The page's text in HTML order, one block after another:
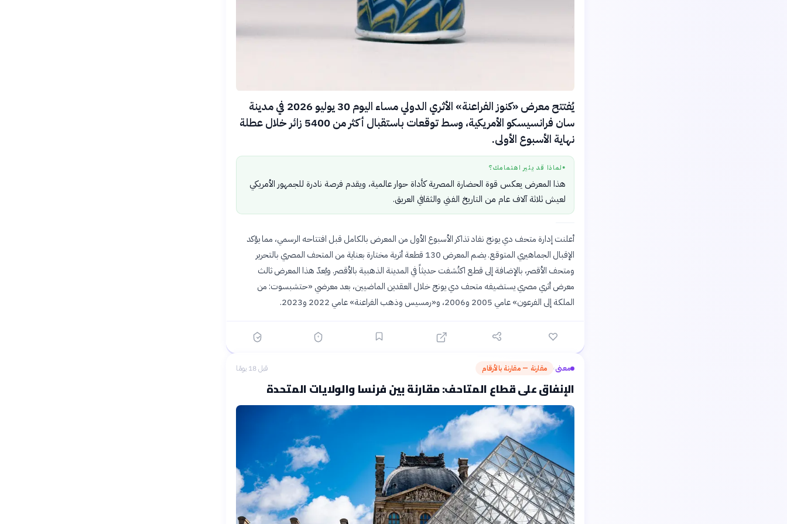
يُفتتح معرض «كنوز الفراعنة» الأثري الدولي مساء اليوم 30 يوليو 2026 في مدينة
سان فرانسيسكو الأمريكية، وسط توقعات باستقبال أكثر من 5400 زائر خلال عطلة
نهاية الأسبوع الأولى.
● لماذا قد يثير اهتمامك؟
هذا المعرض يعكس قوة الحضارة المصرية كأداة حوار عالمية، ويقدم فرصة نادرة للجمهور الأمريكي
لعيش ثلاثة آلاف عام من التاريخ الفني والثقافي العريق.
أعلنت إدارة متحف دي يونج نفاد تذاكر الأسبوع الأول من المعرض بالكامل قبل افتتاحه الرسمي، مما يؤكد
الإقبال الجماهيري المتوقع. يضم المعرض 130 قطعة أثرية مختارة بعناية من المتحف المصري بالتحرير
ومتحف الأقصر، بالإضافة إلى قطع اكتُشفت حديثاً في المدينة الذهبية بالأقصر. ويُعدّ هذا المعرض ثالث
معرض أثري مصري يستضيفه متحف دي يونج خلال العقدين الماضيين، بعد معرضي «حتشبسوت: من
الملكة إلى الفرعون» عامي 2005 و2006، و«رمسيس وذهب الفراعنة» عامي 2022 و2023.
معنى› مقارنة — مقارنة بالأرقام قبل 18 يومًا
الإنفاق على قطاع المتاحف: مقارنة بين فرنسا والولايات المتحدة